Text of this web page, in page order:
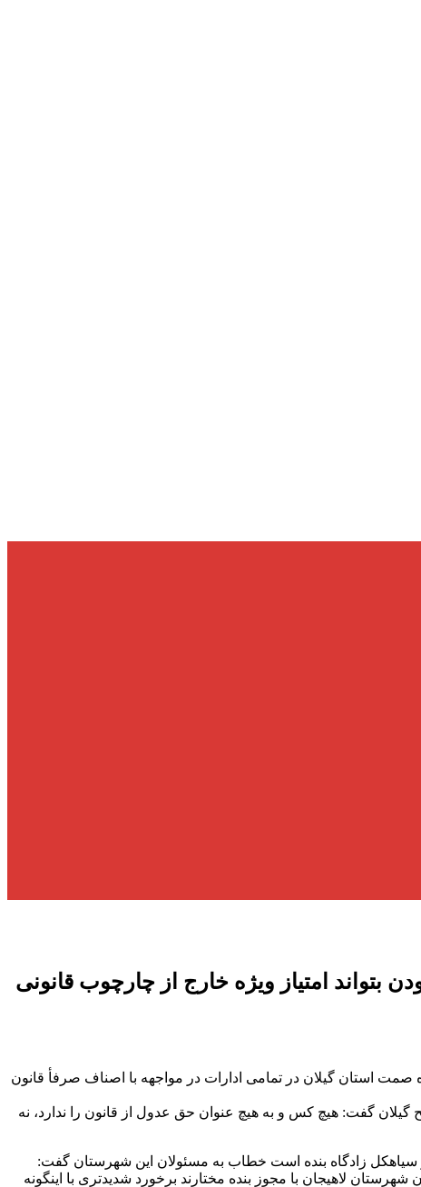
امتیاز ویژه خارج از چارچوب قانونی
استان گیلان در تمامی ادارات در مواجهه با اصناف صرفأ قانون
گفت: هیچ کس و به هیچ عنوان حق عدول از قانون را ندارد، نه
زادگاه بنده است خطاب به مسئولان این شهرستان گفت:
لاهیجان با مجوز بنده مختارند برخورد شدیدتری با اینگونه